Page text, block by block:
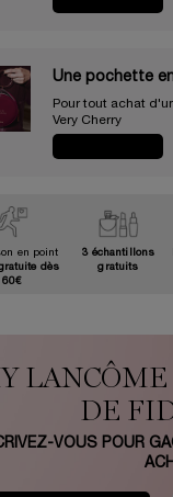
Une pochette
Pour tout achat
Very Cherry​
en point
dès
60€
3 échantillons
gratuits
DE
VOUS POUR